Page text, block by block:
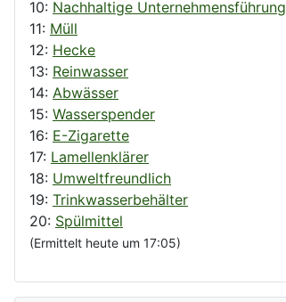
10: Nachhaltige Unternehmensführung
11: Müll
12: Hecke
13: Reinwasser
14: Abwässer
15: Wasserspender
16: E-Zigarette
17: Lamellenklärer
18: Umweltfreundlich
19: Trinkwasserbehälter
20: Spülmittel
(Ermittelt heute um 17:05)